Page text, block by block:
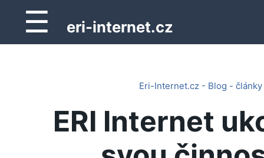
☰ eri-internet.cz
Eri-Internet.cz - Blog - články
ERI Internet